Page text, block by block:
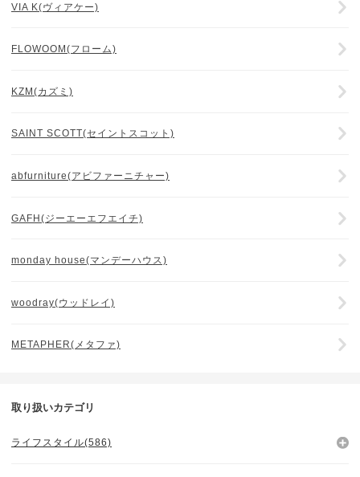
VIA K(ヴィアケー)
FLOWOOM(フローム)
KZM(カズミ)
SAINT SCOTT(セイントスコット)
abfurniture(アビファーニチャー)
GAFH(ジーエーエフエイチ)
monday house(マンデーハウス)
woodray(ウッドレイ)
METAPHER(メタファ)
取り扱いカテゴリ
ライフスタイル(586)